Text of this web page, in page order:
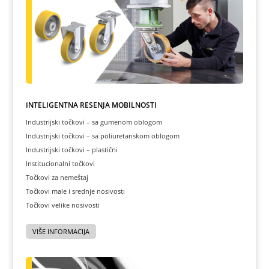
INTELIGENTNA REŠENJA MOBILNOSTI
Industrijski točkovi – sa gumenom oblogom
Industrijski točkovi – sa poliuretanskom oblogom
Industrijski točkovi – plastični
Institucionalni točkovi
Točkovi za nemeštaj
Točkovi male i srednje nosivosti
Točkovi velike nosivosti
VIŠE INFORMACIJA